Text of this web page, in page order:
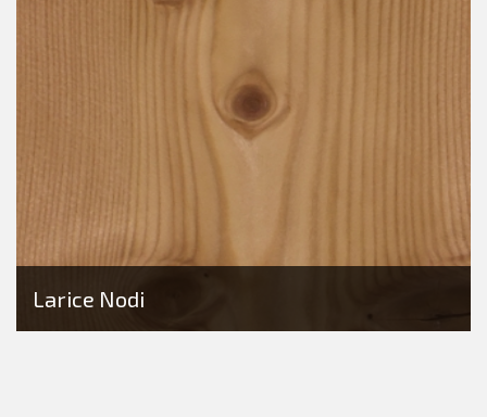
Larice Nodi